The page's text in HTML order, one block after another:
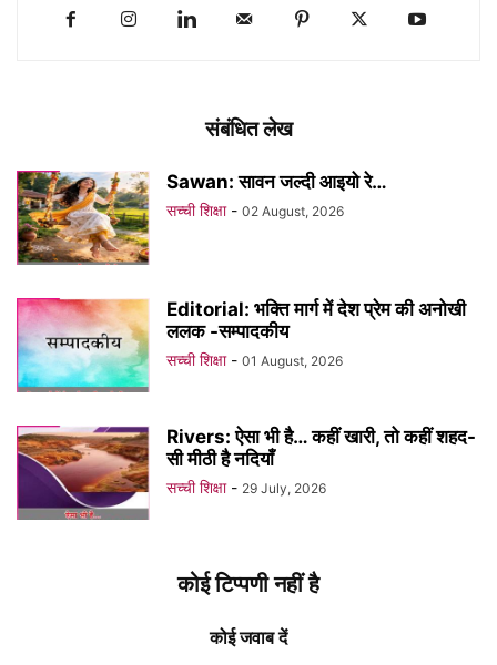
संबंधित लेख
Sawan: सावन जल्दी आइयो रे…
सच्ची शिक्षा - 02 August, 2026
Editorial: भक्ति मार्ग में देश प्रेम की अनोखी
ललक -सम्पादकीय
सच्ची शिक्षा - 01 August, 2026
Rivers: ऐसा भी है… कहीं खारी, तो कहीं शहद-
सी मीठी है नदियाँ
सच्ची शिक्षा - 29 July, 2026
कोई टिप्पणी नहीं है
कोई जवाब दें